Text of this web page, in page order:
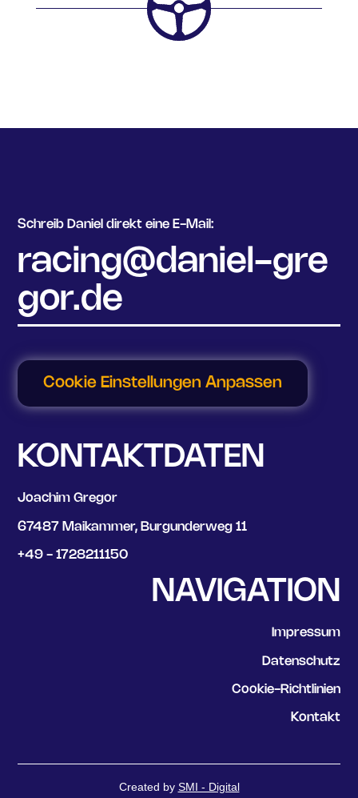
Schreib Daniel direkt eine E-Mail:
racing@daniel-gre
gor.de
Cookie Einstellungen Anpassen
KONTAKTDATEN
Joachim Gregor
67487 Maikammer, Burgunderweg 11
+49 - 1728211150
NAVIGATION
Impressum
Datenschutz
Cookie-Richtlinien
Kontakt
Created by SMI - Digital